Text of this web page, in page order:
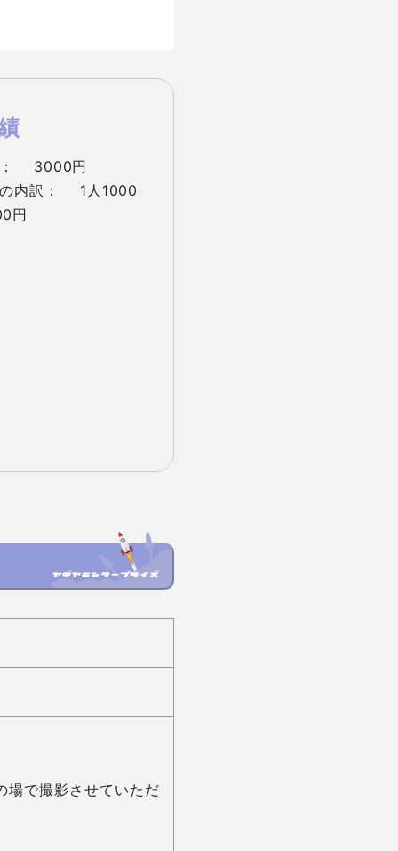
　3000円
内訳： 　1人1000
円
場で撮影させていただ